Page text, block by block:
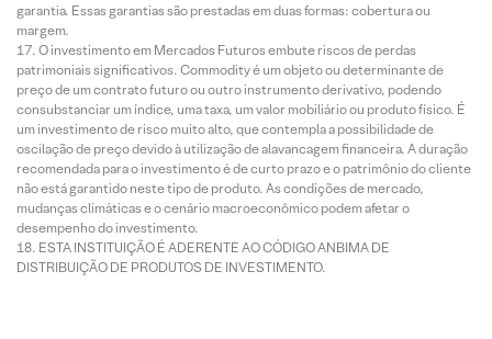
garantia. Essas garantias são prestadas em duas formas: cobertura ou
margem.
O investimento em Mercados Futuros embute riscos de perdas
patrimoniais significativos. Commodity é um objeto ou determinante de
preço de um contrato futuro ou outro instrumento derivativo, podendo
consubstanciar um índice, uma taxa, um valor mobiliário ou produto físico. É
um investimento de risco muito alto, que contempla a possibilidade de
oscilação de preço devido à utilização de alavancagem financeira. A duração
recomendada para o investimento é de curto prazo e o patrimônio do cliente
não está garantido neste tipo de produto. As condições de mercado,
mudanças climáticas e o cenário macroeconômico podem afetar o
desempenho do investimento.
ESTA INSTITUIÇÃO É ADERENTE AO CÓDIGO ANBIMA DE
DISTRIBUIÇÃO DE PRODUTOS DE INVESTIMENTO.